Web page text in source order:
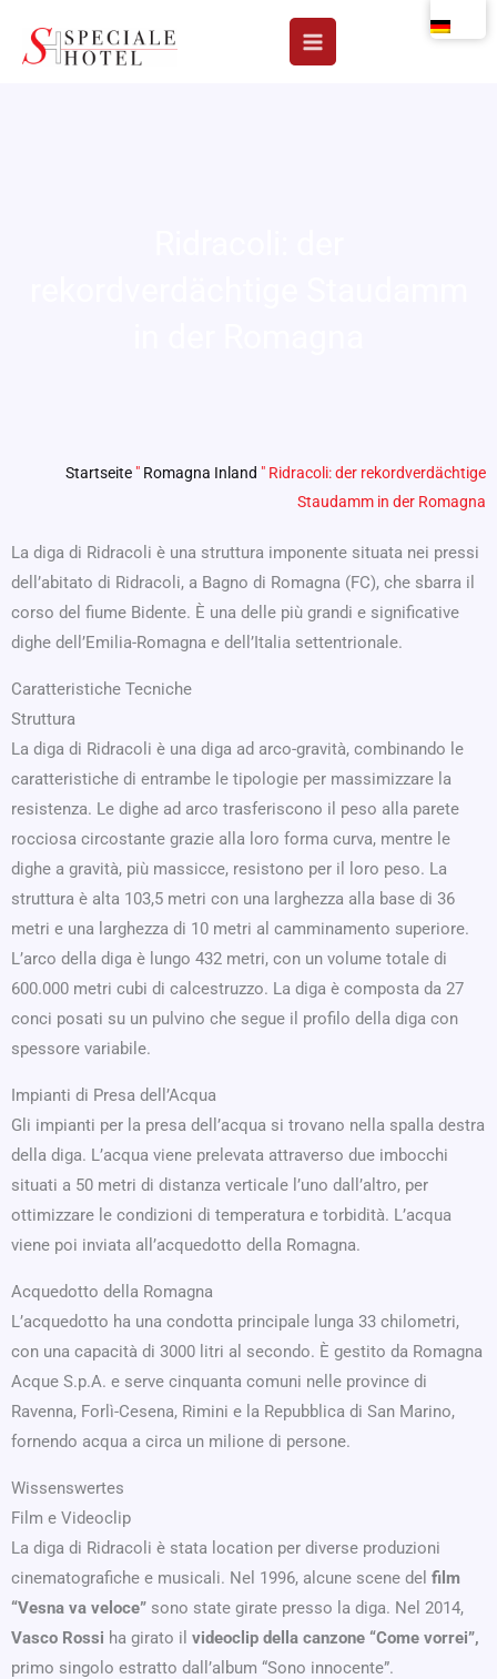
Inhalt
Startseite " Romagna Inland " Ridracoli: der rekordverdächtige
Staudamm in der Romagna
La diga di Ridracoli è una struttura imponente situata nei pressi
dell’abitato di Ridracoli, a Bagno di Romagna (FC), che sbarra il
corso del fiume Bidente. È una delle più grandi e significative
dighe dell’Emilia-Romagna e dell’Italia settentrionale.
Caratteristiche Tecniche
Struttura
La diga di Ridracoli è una diga ad arco-gravità, combinando le
caratteristiche di entrambe le tipologie per massimizzare la
resistenza. Le dighe ad arco trasferiscono il peso alla parete
rocciosa circostante grazie alla loro forma curva, mentre le
dighe a gravità, più massicce, resistono per il loro peso. La
struttura è alta 103,5 metri con una larghezza alla base di 36
metri e una larghezza di 10 metri al camminamento superiore.
L’arco della diga è lungo 432 metri, con un volume totale di
600.000 metri cubi di calcestruzzo. La diga è composta da 27
conci posati su un pulvino che segue il profilo della diga con
spessore variabile.
Impianti di Presa dell’Acqua
Gli impianti per la presa dell’acqua si trovano nella spalla destra
della diga. L’acqua viene prelevata attraverso due imbocchi
situati a 50 metri di distanza verticale l’uno dall’altro, per
ottimizzare le condizioni di temperatura e torbidità. L’acqua
viene poi inviata all’acquedotto della Romagna.
Acquedotto della Romagna
L’acquedotto ha una condotta principale lunga 33 chilometri,
con una capacità di 3000 litri al secondo. È gestito da Romagna
Acque S.p.A. e serve cinquanta comuni nelle province di
Ravenna, Forlì-Cesena, Rimini e la Repubblica di San Marino,
fornendo acqua a circa un milione di persone.
Wissenswertes
Film e Videoclip
La diga di Ridracoli è stata location per diverse produzioni
cinematografiche e musicali. Nel 1996, alcune scene del film
“Vesna va veloce” sono state girate presso la diga. Nel 2014,
Vasco Rossi ha girato il videoclip della canzone “Come vorrei”,
primo singolo estratto dall’album “Sono innocente”.